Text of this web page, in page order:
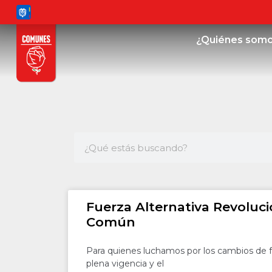
¿Quiénes
Fuerza Alternativa
Común
Para quienes luchamos por los cambios de
plena vigencia y el